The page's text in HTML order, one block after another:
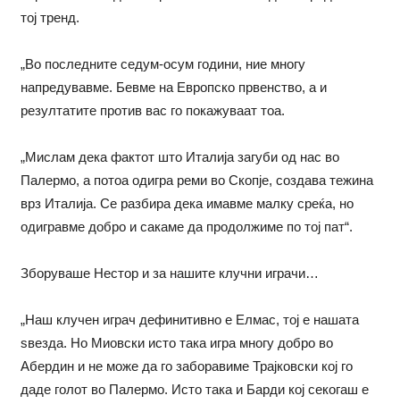
тој тренд.
„Во последните седум-осум години, ние многу
напредувавме. Бевме на Европско првенство, а и
резултатите против вас го покажуваат тоа.
„Мислам дека фактот што Италија загуби од нас во
Палермо, а потоа одигра реми во Скопје, создава тежина
врз Италија. Се разбира дека имавме малку среќа, но
одигравме добро и сакаме да продолжиме по тој пат“.
Зборуваше Нестор и за нашите клучни играчи…
„Наш клучен играч дефинитивно е Елмас, тој е нашата
ѕвезда. Но Миовски исто така игра многу добро во
Абердин и не може да го заборавиме Трајковски кој го
даде голот во Палермо. Исто така и Барди кој секогаш е